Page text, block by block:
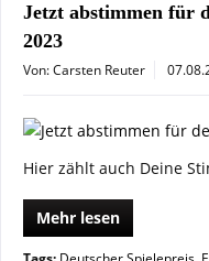
Jetzt abstimmen für
2023
Von: Carsten Reuter
Hier zählt auch Deine
Mehr lesen